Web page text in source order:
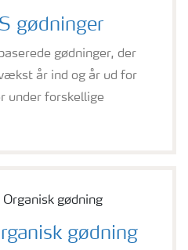
gødninger
gødninger, der
år ind og år ud for
under forskellige
gødning